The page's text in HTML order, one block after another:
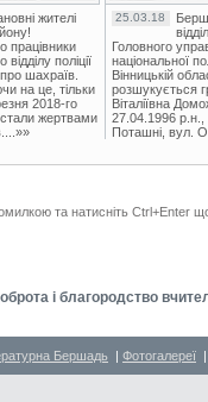
жителі
працівники
поліції
шахраїв.
на це, тільки
2018-го
жертвами
25.03.18
Головного
національної
Вінницькій
розшукується
Віталіївна
27.04.1996 р.н.,
Поташні, вул.
та натисніть Ctrl+Enter
і благородство
Бершадь | Фотогалереї